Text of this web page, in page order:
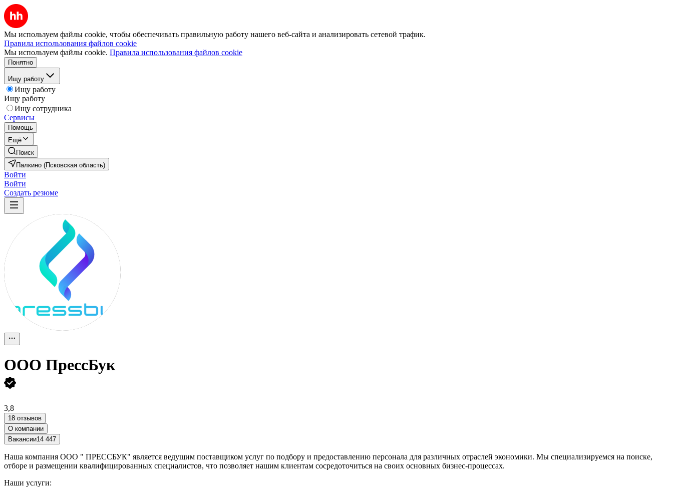
Мы используем файлы cookie, чтобы обеспечивать правильную работу нашего веб-сайта и анализировать сетевой трафик.
Правила использования файлов cookie
Мы используем файлы cookie. Правила использования файлов cookie
Понятно
Ищу работу
Ищу работу
Ищу работу
Ищу сотрудника
Сервисы
Помощь
Ещё
Поиск
Палкино (Псковская область)
Войти
Войти
Создать резюме
ООО ПрессБук
3,8
18 отзывов
О компании
Вакансии14 447
Наша компания ООО " ПРЕССБУК" является ведущим поставщиком услуг по подбору и предоставлению персонала для различных отраслей экономики. Мы специализируемся на поиске,
отборе и размещении квалифицированных специалистов, что позволяет нашим клиентам сосредоточиться на своих основных бизнес-процессах.
Наши услуги: